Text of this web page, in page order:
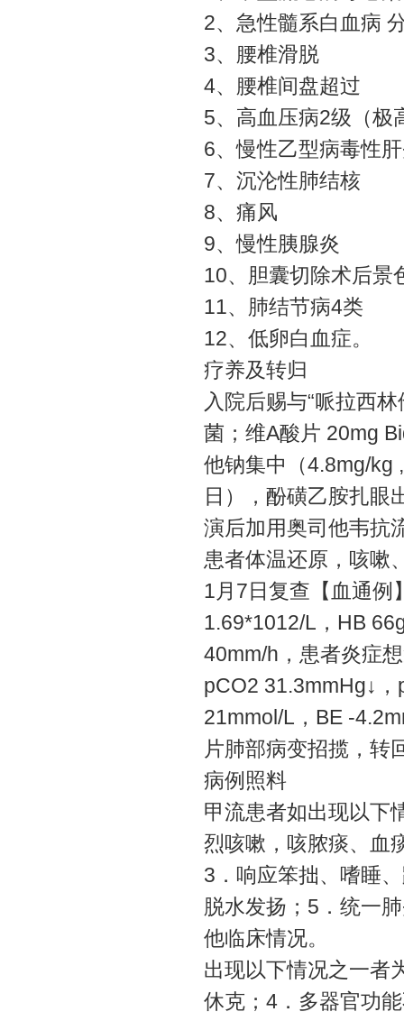
2、急性髓系白血病
3、腰椎滑脱
4、腰椎间盘超过
5、高血压病2级（极
6、慢性乙型病毒性
7、沉沦性肺结核
8、痛风
9、慢性胰腺炎
10、胆囊切除术后景
11、肺结节病4类
12、低卵白血症。
疗养及转归
入院后赐与“哌拉西
菌；维A酸片 20mg
他钠集中（4.8mg/kg
日），酚磺乙胺扎眼
演后加用奥司他韦抗
患者体温还原，咳嗽
1月7日复查【血通例
1.69*1012/L，HB
40mm/h，患者炎症
pCO2 31.3mmHg↓
21mmol/L，BE -
片肺部病变招揽，转
病例照料
甲流患者如出现以下
烈咳嗽，咳脓痰、血
3．响应笨拙、嗜睡
脱水发扬；5．统一
他临床情况。
出现以下情况之一者
休克；4．多器官功